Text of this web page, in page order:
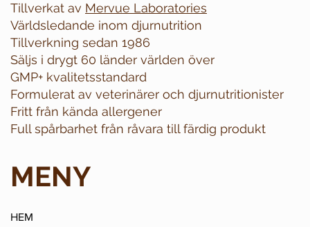
Tillverkat av Mervue Laboratories
Världsledande inom djurnutrition
Tillverkning sedan 1986
Säljs i drygt 60 länder världen över
GMP+ kvalitetsstandard
Formulerat av veterinärer och djurnutritionister
Fritt från kända allergener
Full spårbarhet från råvara till färdig produkt
MENY
HEM